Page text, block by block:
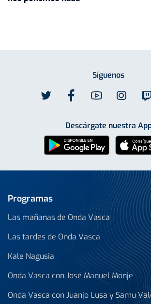
Síguenos
Descárgate nuestra
Programas
Las mañanas de Onda Vasca
Las tardes de Onda Vasca
Kale Nagusia
Onda Vasca con José Manuel Monje
Onda Vasca con Juanjo Lusa y Samu